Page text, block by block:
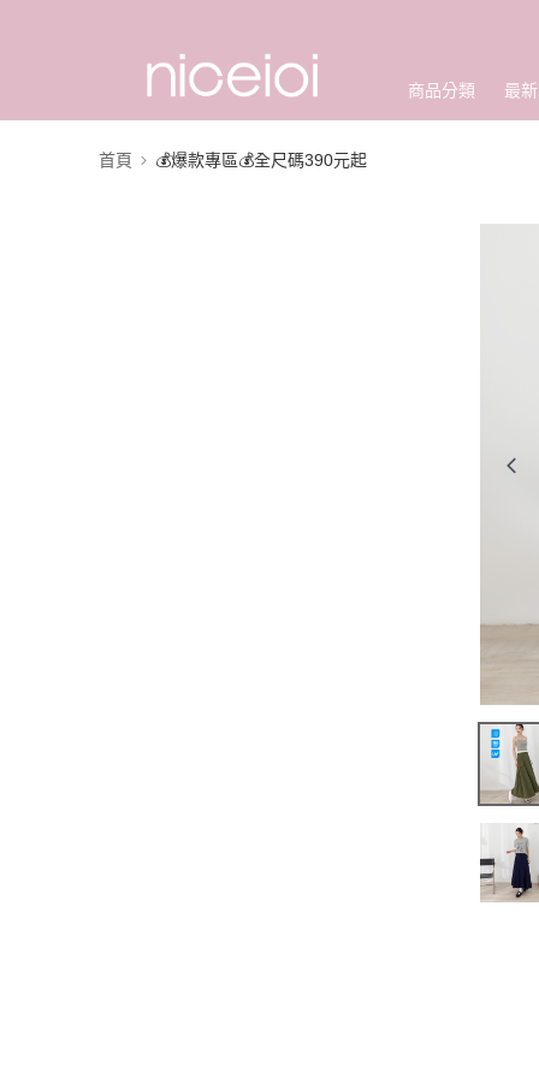
商品分類 最
首頁 💰爆款專區💰全尺碼390元起